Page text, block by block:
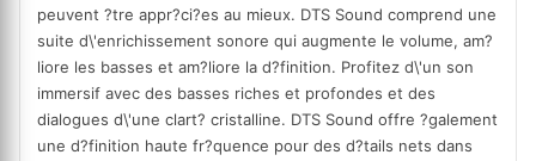
peuvent ?tre appr?ci?es au mieux. DTS Sound comprend une
suite d\'enrichissement sonore qui augmente le volume, am?
liore les basses et am?liore la d?finition. Profitez d\'un son
immersif avec des basses riches et profondes et des
dialogues d\'une clart? cristalline. DTS Sound offre ?galement
une d?finition haute fr?quence pour des d?tails nets dans